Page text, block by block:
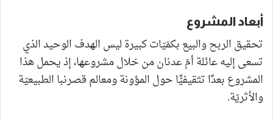
أبعاد المشروع
تحقيق الربح والبيع بكمّيّات كبيرة ليس الهدف الوحيد الذي
تسعى إليه عائلة أمّ عدنان من خلال مشروعها، إذ يحمل هذا
المشروع بعدًا تثقيفيًّا حول المؤونة ومعالم قصرنبا الطبيعيّة
والأثريّة.